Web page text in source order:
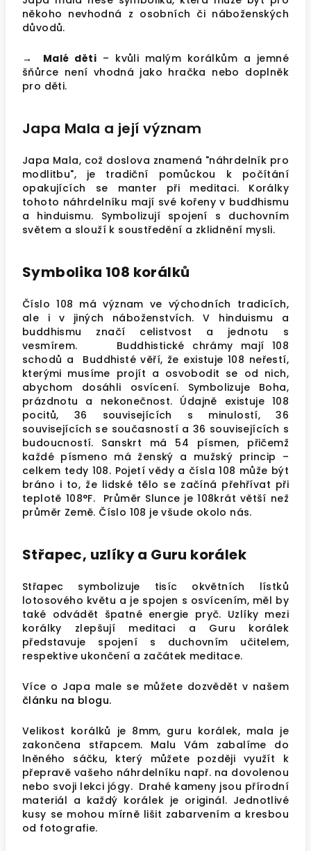
někoho nevhodná z osobních či náboženských
důvodů.
→ Malé děti – kvůli malým korálkům a jemné
šňůrce není vhodná jako hračka nebo doplněk
pro děti.
Japa Mala a její význam
Japa Mala, což doslova znamená "náhrdelník pro
modlitbu", je tradiční pomůckou k počítání
opakujících se manter při meditaci. Korálky
tohoto náhrdelníku mají své kořeny v buddhismu
a hinduismu. Symbolizují spojení s duchovním
světem a slouží k soustředění a zklidnění mysli.
Symbolika 108 korálků
Číslo 108 má význam ve východních tradicích,
ale i v jiných náboženstvích. V hinduismu a
buddhismu značí celistvost a jednotu s
vesmírem. Buddhistické chrámy mají 108
schodů a Buddhisté věří, že existuje 108 neřestí,
kterými musíme projít a osvobodit se od nich,
abychom dosáhli osvícení. Symbolizuje Boha,
prázdnotu a nekonečnost. Údajně existuje 108
pocitů, 36 souvisejících s minulostí, 36
souvisejících se současností a 36 souvisejících s
budoucností. Sanskrt má 54 písmen, přičemž
každé písmeno má ženský a mužský princip –
celkem tedy 108. Pojetí vědy a čísla 108 může být
bráno i to, že lidské tělo se začíná přehřívat při
teplotě 108°F. Průměr Slunce je 108krát větší než
průměr Země. Číslo 108 je všude okolo nás.
Střapec, uzlíky a Guru korálek
Střapec symbolizuje tisíc okvětních lístků
lotosového květu a je spojen s osvícením, měl by
také odvádět špatné energie pryč. Uzlíky mezi
korálky zlepšují meditaci a Guru korálek
představuje spojení s duchovním učitelem,
respektive ukončení a začátek meditace.
Více o Japa male se můžete dozvědět v našem
článku na blogu.
Velikost korálků je 8mm, guru korálek, mala je
zakončena střapcem. Malu Vám zabalíme do
lněného sáčku, který můžete později využít k
přepravě vašeho náhrdelníku např. na dovolenou
nebo svoji lekci jógy. Drahé kameny jsou přírodní
materiál a každý korálek je originál. Jednotlivé
kusy se mohou mírně lišit zabarvením a kresbou
od fotografie.